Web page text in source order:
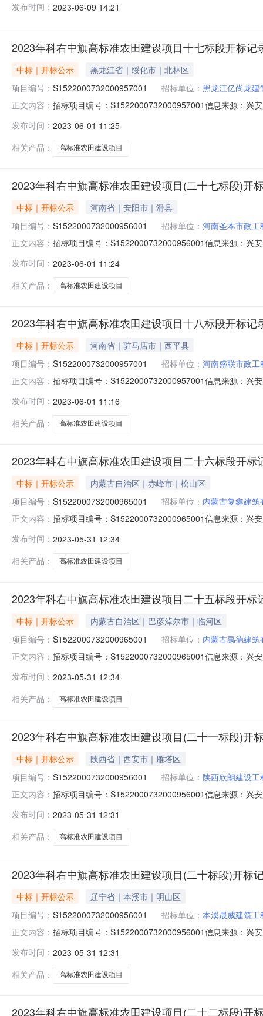
将中标结果公示如下：第一名：内蒙古天源建设工程有
发布时间： 2023-06-09 14:21
2023年科右中旗高标准农田建设项目十七标段开标记
中标｜开标公示
黑龙江省｜绥化市｜北林区
项目编号： S1522000732000957001 招标单位： 黑龙江亿尚龙
正文内容： 招标项目编号：S1522000732000957001信息来源：兴
期:日历天;质量要求:;保证金金额:0.00元,投标文件递交时
发布时间： 2023-06-01 11:25
相关产品：
高标准农田建设项目
2023年科右中旗高标准农田建设项目(二十七标段)开
中标｜开标公示
河南省｜安阳市｜滑县
项目编号： S1522000732000956001 招标单位： 河南圣本市政工
正文内容： 招标项目编号：S1522000732000956001信息来源：兴
元/%;工期:日历天;质量要求:;保证金金额:0.00元,投标文
发布时间： 2023-06-01 11:24
相关产品：
高标准农田建设项目
2023年科右中旗高标准农田建设项目十八标段开标记
中标｜开标公示
河南省｜驻马店市｜西平县
项目编号： S1522000732000957001 招标单位： 河南盛联市政工
正文内容： 招标项目编号：S1522000732000957001信息来源：兴
天;质量要求:;保证金金额:0.00元,投标文件递交时间:未上
发布时间： 2023-06-01 11:16
相关产品：
高标准农田建设项目
2023年科右中旗高标准农田建设项目二十六标段开标
中标｜开标公示
内蒙古自治区｜赤峰市｜松山区
项目编号： S1522000732000965001 招标单位： 内蒙古复鑫建筑
正文内容： 招标项目编号：S1522000732000965001信息来源：兴
历天;质量要求:;保证金金额:0.00元,投标文件递交时间:未
发布时间： 2023-05-31 12:34
相关产品：
高标准农田建设项目
2023年科右中旗高标准农田建设项目二十五标段开标
中标｜开标公示
内蒙古自治区｜巴彦淖尔市｜临河区
项目编号： S1522000732000965001 招标单位： 内蒙古禹德建筑
正文内容： 招标项目编号：S1522000732000965001信息来源：兴
历天;质量要求:;保证金金额:0.00元,投标文件递交时间:未
发布时间： 2023-05-31 12:34
相关产品：
高标准农田建设项目
2023年科右中旗高标准农田建设项目(二十一标段)开
中标｜开标公示
陕西省｜西安市｜雁塔区
项目编号： S1522000732000956001 招标单位： 陕西欣朗建设工
正文内容： 招标项目编号：S1522000732000956001信息来源：兴
元/%;工期:日历天;质量要求:;保证金金额:0.00元,投标文
发布时间： 2023-05-31 12:31
相关产品：
高标准农田建设项目
2023年科右中旗高标准农田建设项目(二十标段)开标
中标｜开标公示
辽宁省｜本溪市｜明山区
项目编号： S1522000732000956001 招标单位： 本溪晟威建筑工
正文内容： 招标项目编号：S1522000732000956001信息来源：兴
期:日历天;质量要求:;保证金金额:0.00元,投标文件递交时
发布时间： 2023-05-31 12:31
相关产品：
高标准农田建设项目
2023年科右中旗高标准农田建设项目(二十二标段)开